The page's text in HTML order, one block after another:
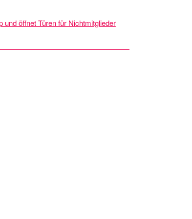
öffnet Türen für Nichtmitglieder